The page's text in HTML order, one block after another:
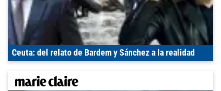
Ceuta: del relato de Bardem y Sánchez a la realidad